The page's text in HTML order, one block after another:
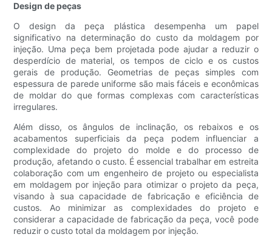
Design de peças
O design da peça plástica desempenha um papel
significativo na determinação do custo da moldagem por
injeção. Uma peça bem projetada pode ajudar a reduzir o
desperdício de material, os tempos de ciclo e os custos
gerais de produção. Geometrias de peças simples com
espessura de parede uniforme são mais fáceis e econômicas
de moldar do que formas complexas com características
irregulares.
Além disso, os ângulos de inclinação, os rebaixos e os
acabamentos superficiais da peça podem influenciar a
complexidade do projeto do molde e do processo de
produção, afetando o custo. É essencial trabalhar em estreita
colaboração com um engenheiro de projeto ou especialista
em moldagem por injeção para otimizar o projeto da peça,
visando à sua capacidade de fabricação e eficiência de
custos. Ao minimizar as complexidades do projeto e
considerar a capacidade de fabricação da peça, você pode
reduzir o custo total da moldagem por injeção.